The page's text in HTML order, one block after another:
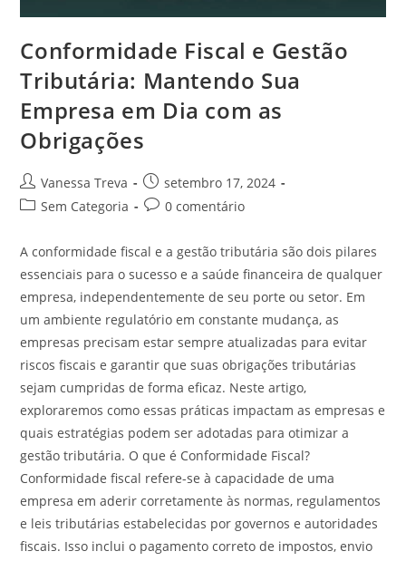
Conformidade Fiscal e Gestão
Tributária: Mantendo Sua
Empresa em Dia com as
Obrigações
Vanessa Treva
setembro 17, 2024
Sem Categoria
0 comentário
A conformidade fiscal e a gestão tributária são dois pilares
essenciais para o sucesso e a saúde financeira de qualquer
empresa, independentemente de seu porte ou setor. Em
um ambiente regulatório em constante mudança, as
empresas precisam estar sempre atualizadas para evitar
riscos fiscais e garantir que suas obrigações tributárias
sejam cumpridas de forma eficaz. Neste artigo,
exploraremos como essas práticas impactam as empresas e
quais estratégias podem ser adotadas para otimizar a
gestão tributária. O que é Conformidade Fiscal?
Conformidade fiscal refere-se à capacidade de uma
empresa em aderir corretamente às normas, regulamentos
e leis tributárias estabelecidas por governos e autoridades
fiscais. Isso inclui o pagamento correto de impostos, envio